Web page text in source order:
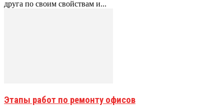
друга по своим свойствам и...
Этапы работ по ремонту офисов